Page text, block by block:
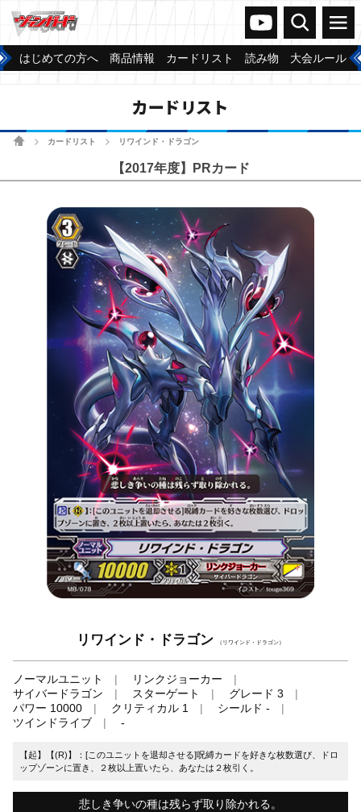
ヴァンガードch
検索 メニュー
はじめての方へ 商品情報 カードリスト 読み物 大会ルール
カードリスト
ホームカードリスト リワインド・ドラゴン
【2017年度】PRカード
リワインド・ドラゴン （リワインド・ドラゴン）
ノーマルユニット
リンクジョーカー
サイバードラゴン
スターゲート
グレード 3
パワー 10000
クリティカル 1
シールド -
ツインドライブ
-
【起】【(R)】：[このユニットを退却させる]呪縛カードを好きな枚数選び、ドロ
ップゾーンに置き、２枚以上置いたら、あなたは２枚引く。
悲しき争いの種は残らず取り除かれる。